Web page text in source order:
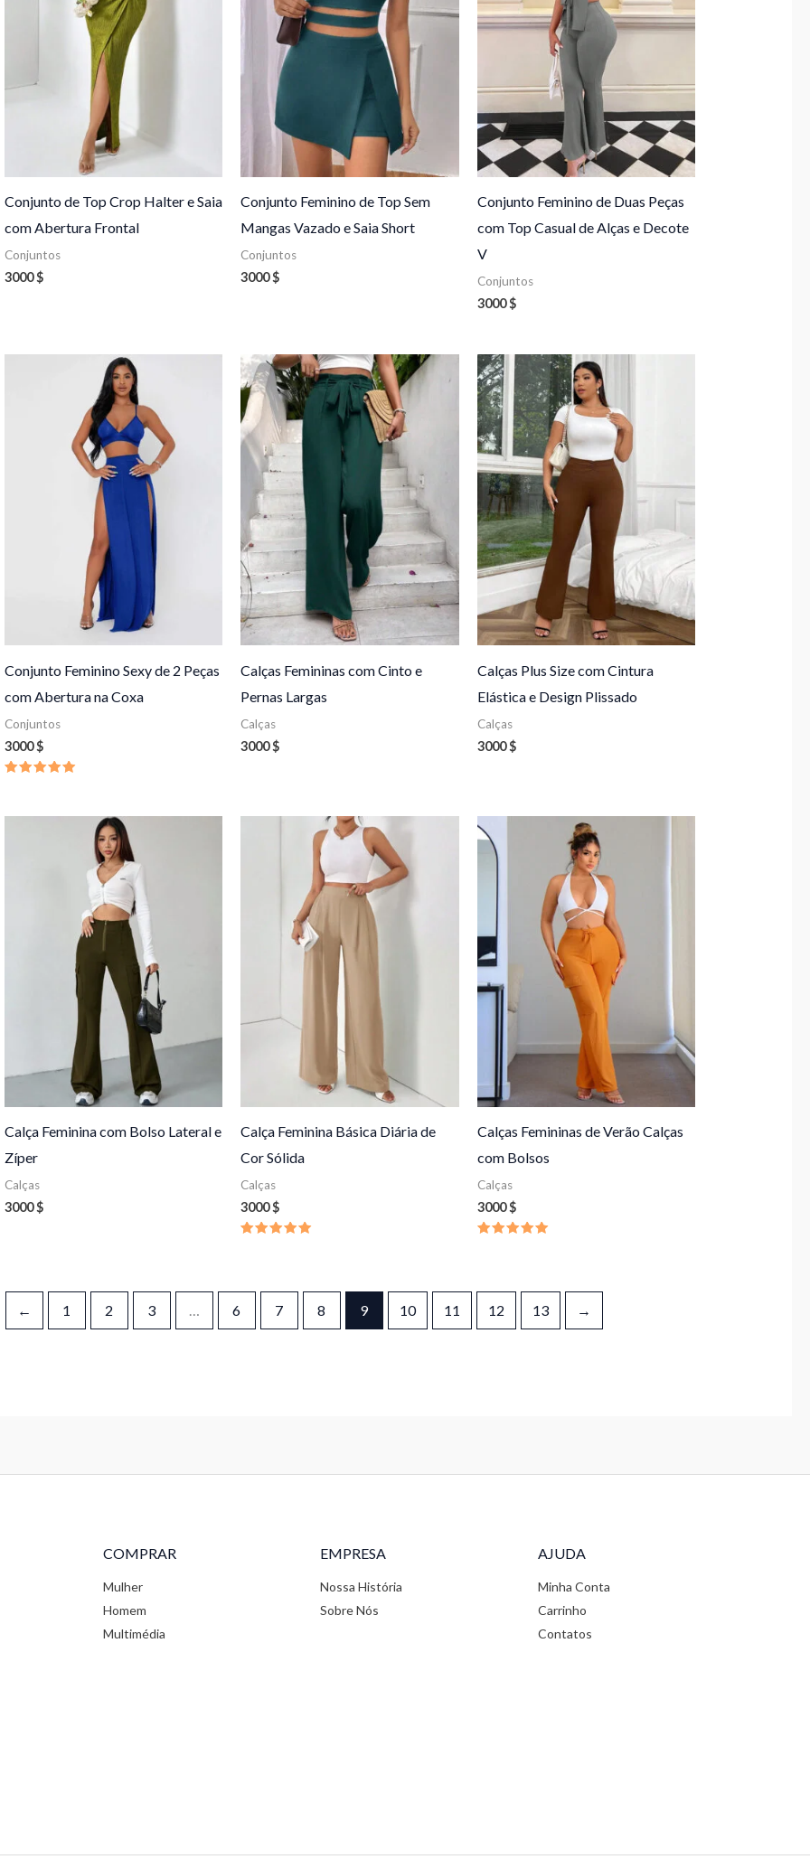
Conjunto de Top Crop Halter e Saia
com Abertura Frontal
Conjuntos
3000$
Conjunto Feminino de Top Sem
Mangas Vazado e Saia Short
Conjuntos
3000$
Conjunto Feminino de Duas Peças
com Top Casual de Alças e Decote
V
Conjuntos
3000$
Conjunto Feminino Sexy de 2 Peças
com Abertura na Coxa
Conjuntos
3000$
Calças Femininas com Cinto e
Pernas Largas
Calças
3000$
Calças Plus Size com Cintura
Elástica e Design Plissado
Calças
3000$
Calça Feminina com Bolso Lateral e
Zíper
Calças
3000$
Calça Feminina Básica Diária de
Cor Sólida
Calças
3000$
Calças Femininas de Verão Calças
com Bolsos
Calças
3000$
← 1 2 3 … 6 7 8 9 10 11 12 13 →
COMPRAR
Mulher
Homem
Multimédia
EMPRESA
Nossa História
Sobre Nós
AJUDA
Minha Conta
Carrinho
Contatos